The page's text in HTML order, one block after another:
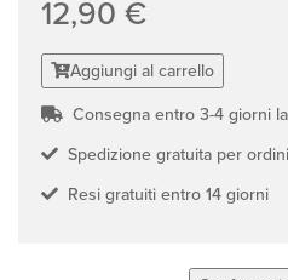
12,90 €
Aggiungi al carrello
Consegna entro 3-4 giorni
Spedizione gratuita per
Resi gratuiti entro 14 giorni